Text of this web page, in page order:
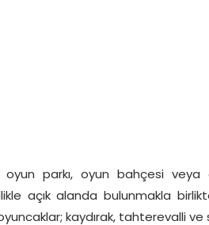
parkı, oyun bahçesi veya
açık alanda bulunmakla
kaydırak, tahterevalli ve